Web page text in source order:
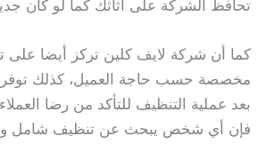
تحافظ الشركة على أثاثك كما لو كان
كما أن شركة لايف كلين تركز أيضا على
مخصصة حسب حاجة العميل، كذلك توفر
بعد عملية التنظيف للتأكد من رضا
فإن أي شخص يبحث عن تنظيف شامل